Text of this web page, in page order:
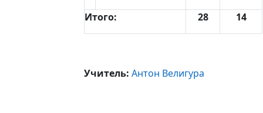
Итого: 28 14
Учитель: Антон Велигура